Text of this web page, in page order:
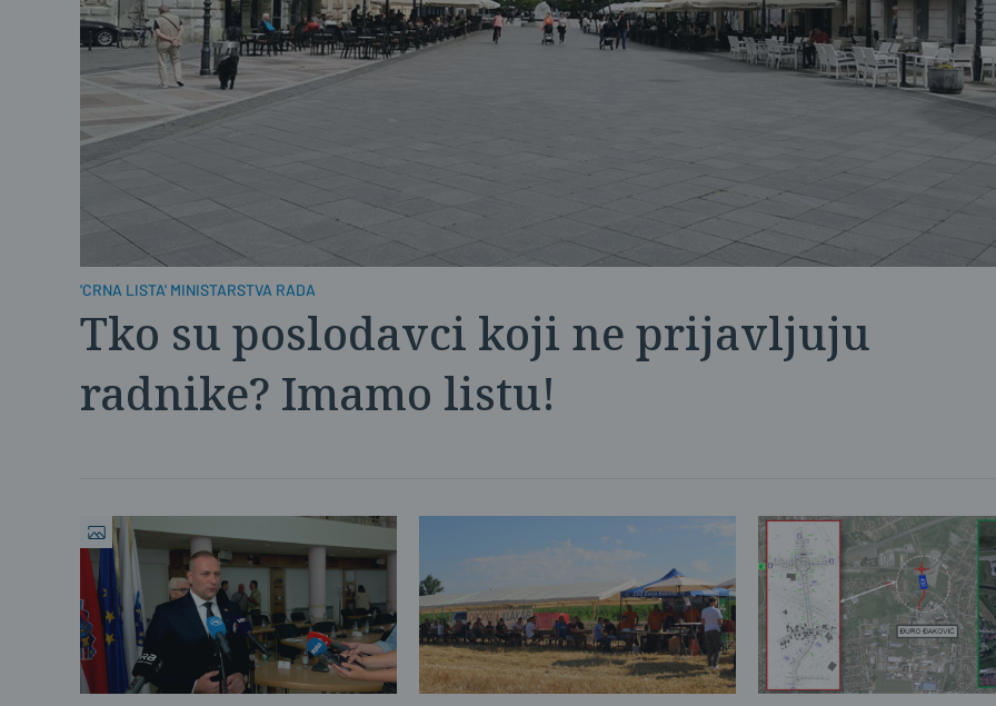
'CRNA LISTA' MINISTARSTVA RADA
Tko su poslodavci koji ne prijavljuju
radnike? Imamo listu!